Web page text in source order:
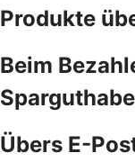
Produkte
Beim
Übers E-